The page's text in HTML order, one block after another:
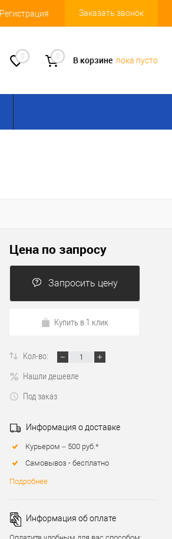
Регистрация Заказать звонок
0 0 В корзине пока пусто
Цена по запросу
Запросить цену
Купить в 1 клик
Кол-во:
Нашли дешевле
Под заказ
Информация о доставке
Курьером – 500 руб.*
Самовывоз - бесплатно
Подробнее
Информация об оплате